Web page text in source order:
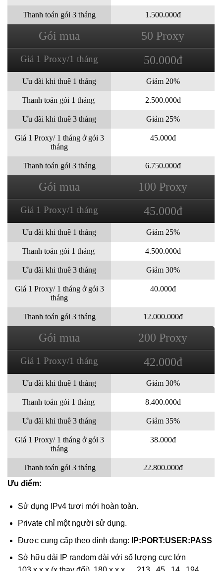
Thanh toán gói 3 tháng 1.500.000đ
Gói mua
Giá 1 Proxy/1 tháng
Ưu đãi khi thuê 1 tháng
Thanh toán gói 1 tháng
Ưu đãi khi thuê 3 tháng
Giá 1 Proxy/ 1 tháng ở gói 3
tháng
Thanh toán gói 3 tháng
50 Proxy
50.000đ
Giảm 20%
2.500.000đ
Giảm 25%
45.000đ
6.750.000đ
Gói mua
Giá 1 Proxy/1 tháng
Ưu đãi khi thuê 1 tháng
Thanh toán gói 1 tháng
Ưu đãi khi thuê 3 tháng
Giá 1 Proxy/ 1 tháng ở gói 3
tháng
Thanh toán gói 3 tháng
100 Proxy
45.000đ
Giảm 25%
4.500.000đ
Giảm 30%
40.000đ
12.000.000đ
Gói mua
Giá 1 Proxy/1 tháng
Ưu đãi khi thuê 1 tháng
Thanh toán gói 1 tháng
Ưu đãi khi thuê 3 tháng
Giá 1 Proxy/ 1 tháng ở gói 3
tháng
Thanh toán gói 3 tháng
200 Proxy
42.000đ
Giảm 30%
8.400.000đ
Giảm 35%
38.000đ
22.800.000đ
Ưu điểm:
Sử dụng IPv4 tươi mới hoàn toàn.
Private chỉ một người sử dụng.
Được cung cấp theo định dạng: IP:PORT:USER:PASS
Sở hữu dải IP random dài với số lượng cực lớn